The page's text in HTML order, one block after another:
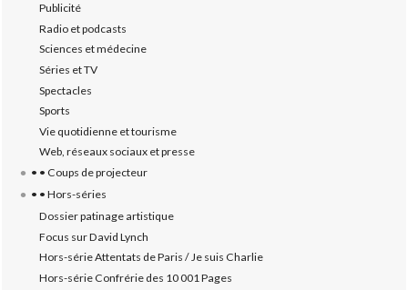
Publicité
Radio et podcasts
Sciences et médecine
Séries et TV
Spectacles
Sports
Vie quotidienne et tourisme
Web, réseaux sociaux et presse
• • Coups de projecteur
• • Hors-séries
Dossier patinage artistique
Focus sur David Lynch
Hors-série Attentats de Paris / Je suis Charlie
Hors-série Confrérie des 10 001 Pages